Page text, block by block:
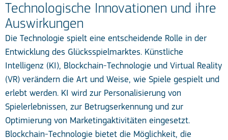
Technologische Innovationen und ihre
Auswirkungen
Die Technologie spielt eine entscheidende Rolle in der
Entwicklung des Glücksspielmarktes. Künstliche
Intelligenz (KI), Blockchain-Technologie und Virtual Reality
(VR) verändern die Art und Weise, wie Spiele gespielt und
erlebt werden. KI wird zur Personalisierung von
Spielerlebnissen, zur Betrugserkennung und zur
Optimierung von Marketingaktivitäten eingesetzt.
Blockchain-Technologie bietet die Möglichkeit, die